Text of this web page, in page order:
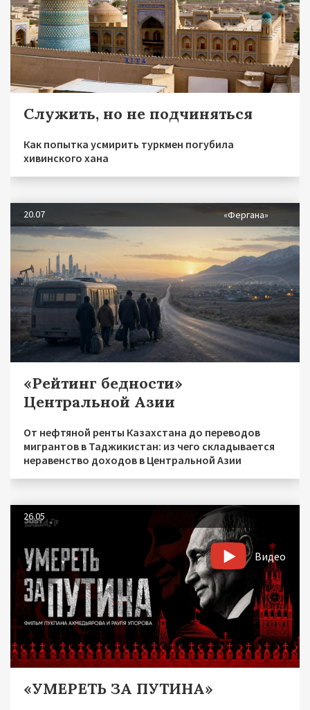
Служить, но не подчиняться
Как попытка усмирить туркмен погубила
хивинского хана
20.07 «Фергана»
«Рейтинг бедности»
Центральной Азии
От нефтяной ренты Казахстана до переводов
мигрантов в Таджикистан: из чего складывается
неравенство доходов в Центральной Азии
26.05
Видео
«УМЕРЕТЬ ЗА ПУТИНА»